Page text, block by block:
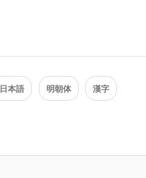
日本語 明朝体 漢字